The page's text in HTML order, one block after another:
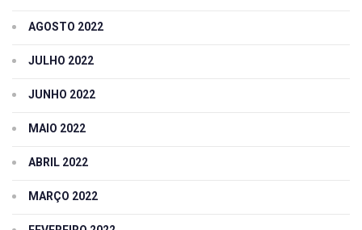
AGOSTO 2022
JULHO 2022
JUNHO 2022
MAIO 2022
ABRIL 2022
MARÇO 2022